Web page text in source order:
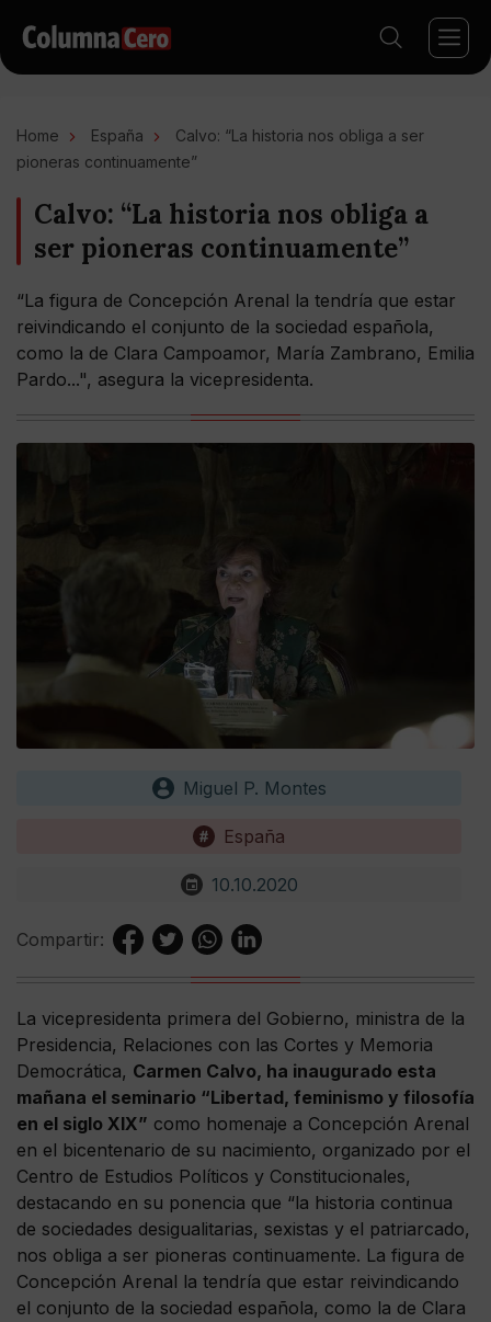
Home España
Calvo: “La historia nos obliga a ser
pioneras continuamente”
Calvo: “La historia nos obliga a
ser pioneras continuamente”
“La figura de Concepción Arenal la tendría que estar
reivindicando el conjunto de la sociedad española,
como la de Clara Campoamor, María Zambrano, Emilia
Pardo...", asegura la vicepresidenta.
Miguel P. Montes
España
10.10.2020
Compartir:
La vicepresidenta primera del Gobierno, ministra de la
Presidencia, Relaciones con las Cortes y Memoria
Democrática, Carmen Calvo, ha inaugurado esta
mañana el seminario “Libertad, feminismo y filosofía
en el siglo XIX” como homenaje a Concepción Arenal
en el bicentenario de su nacimiento, organizado por el
Centro de Estudios Políticos y Constitucionales,
destacando en su ponencia que “la historia continua
de sociedades desigualitarias, sexistas y el patriarcado,
nos obliga a ser pioneras continuamente. La figura de
Concepción Arenal la tendría que estar reivindicando
el conjunto de la sociedad española, como la de Clara